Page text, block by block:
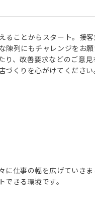
ることからスタート。接
列にもチャレンジをお願
り、改善要求などのご意
づくりを心がけてくださ
に仕事の幅を広げていきま
きる環境です。